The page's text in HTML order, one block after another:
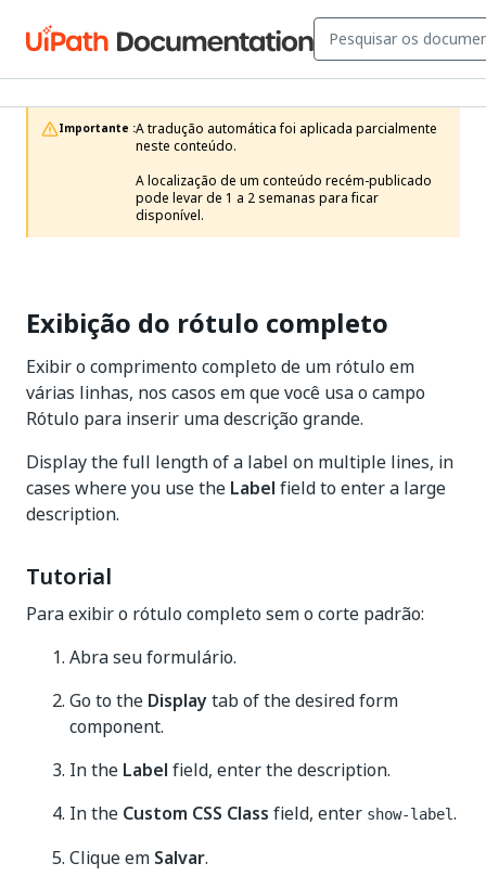
Importante :A tradução automática foi aplicada parcialmente
neste conteúdo.
A localização de um conteúdo recém-publicado
pode levar de 1 a 2 semanas para ficar
disponível.
Exibição do rótulo completo
Exibir o comprimento completo de um rótulo em
várias linhas, nos casos em que você usa o campo
Rótulo para inserir uma descrição grande.
Display the full length of a label on multiple lines, in
cases where you use the Label field to enter a large
description.
Tutorial
Para exibir o rótulo completo sem o corte padrão:
Abra seu formulário.
Go to the Displaytab of the desired form
component.
In the Label field, enter the description.
In the Custom CSS Class field, enter show-label.
Clique em Salvar.